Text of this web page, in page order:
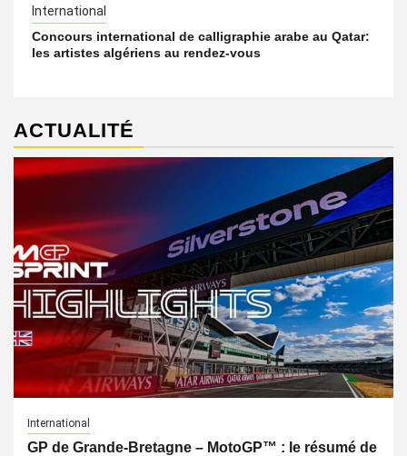
International
Concours international de calligraphie arabe au Qatar:
les artistes algériens au rendez-vous
ACTUALITÉ
International
GP de Grande-Bretagne – MotoGP™ : le résumé de